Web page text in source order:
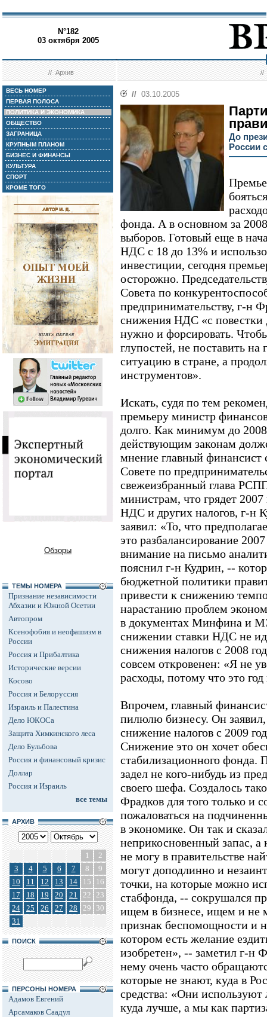
N°182
03 октября 2005
//Архив //
ВЕСЬ НОМЕР
ПЕРВАЯ ПОЛОСА
ПОЛИТИКА И ЭКОНОМИКА
ОБЩЕСТВО
ЗАГРАНИЦА
КРУПНЫМ ПЛАНОМ
БИЗНЕС И ФИНАНСЫ
КУЛЬТУРА
СПОРТ
КРОМЕ ТОГО
Обзоры
ТЕМЫ НОМЕРА
Признание независимости
Абхазии и Южной Осетии
Автопром
Ксенофобия и неофашизм в
России
Россия и Прибалтика
Исторические версии
Косово
Россия и Белоруссия
Израиль и Палестина
Дело ЮКОСа
Защита Химкинского леса
Дело Бульбова
Россия и финансовый кризис
Доллар
Россия и Израиль
все темы
АРХИВ
1
2
3
4 5 6 7 8
9
10
11 12 13 14 15
16
17
18 19 20 21 22 23
24
25 26 27 28 29
30
31
ПОИСК
ПЕРСОНЫ НОМЕРА
Адамов Евгений
Арсамаков Саадул
// 03.10.2005
До
России
фонда. А в основном за
выборов. Готовый еще в
НДС с 18 до 13% и
инвестиции, сегодня
осторожно.
Совета по
предпринимательству, г-н
снижения НДС «с повестки
нужно и форсировать.
глупостей, не поставить на
ситуацию в стране, а
инструментов».
Искать, судя по тем
премьеру министр
долго. Как минимум до
действующим законам
мнение главный финансист
Совете по
свежеизбранный глава
министрам, что грядет
НДС и других налогов, г-н
заявил: «То, что
это разбалансирование
внимание на письмо
пояснил г-н Кудрин, --
бюджетной политики
привести к снижению
нарастанию проблем
в документах Минфина и
снижении ставки НДС не
снижения налогов с 2008
совсем откровенен: «Я не
расходы, потому что это
Впрочем, главный
пилюлю бизнесу. Он
снижение налогов с 2009
Снижение это он хочет
стабилизационного фонда.
задел не кого-нибудь из
своего шефа. Создалось
Фрадков для того только и
пожаловаться на
в экономике. Он так и
неприкосновенный запас, а
не могу в правительстве
могут доподлинно и
точки, на которые можно
стабфонда, -- сокрушался
ищем в бизнесе, ищем и не
признак беспомощности и
котором есть желание
изобретен», -- заметил г-н
нему очень часто
которые не знают, куда в
средства: «Они
куда лучше, а мы как